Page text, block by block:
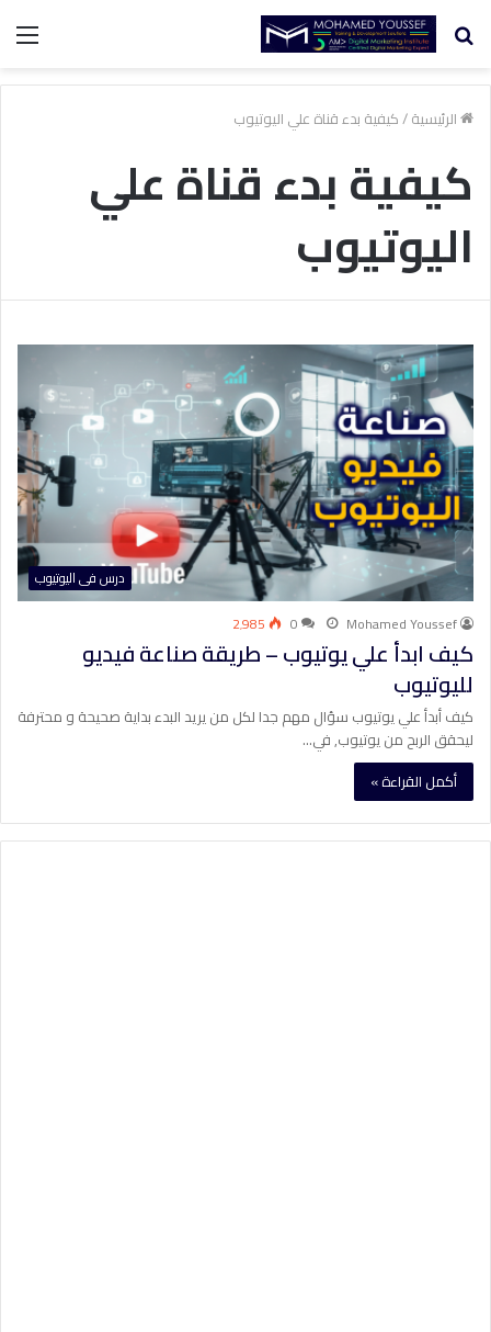
بحث
الرئيسية/كيفية بدء قناة علي اليوتيوب
كيفية بدء قناة علي
اليوتيوب
درس فى اليوتيوب
Mohamed Youssef
0 2٬985
كيف ابدأ علي يوتيوب – طريقة صناعة فيديو
لليوتيوب
كيف أبدأ علي يوتيوب سؤال مهم جدا لكل من يريد البدء بداية صحيحة و محترفة
ليحقق الربح من يوتيوب, في…
أكمل القراءة »